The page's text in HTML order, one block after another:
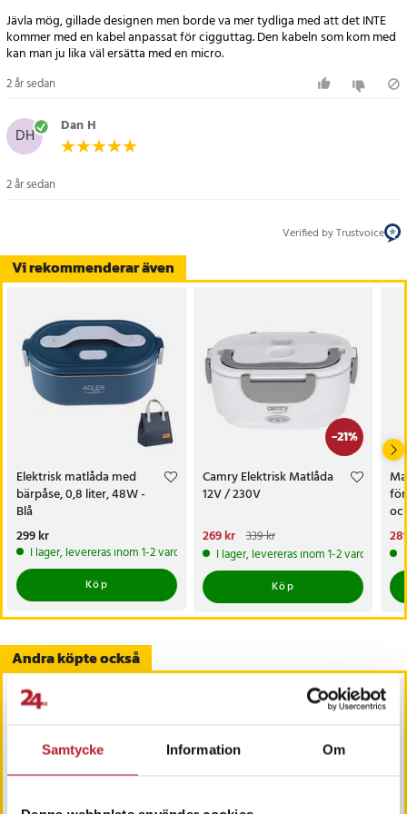
Samtycke Information Om
Rostfritt stål
Matvärmarens behållare är tillverkad av högkvalitativt rostfritt
Specifikation:
- Nominell effekt: 45-55W
- Material: Rostfritt stål, silikon, plast
- Färg: Blå
Vi rekommenderar även
Elektrisk matlåda med
bärpåse, 0,8 liter, 48W -
Blå
Pris:299 kr
299 kr
I lager, levereras inom 1-2 vardagar
Köp
-21%
Camry Elektrisk Matlåda
12V / 230V
Nuvarande pris
269 krTidigare pris:339 kr
269 kr 339 kr
I lager, levereras inom 1-2 vardagar
Köp
Jävla mög, gillade designen men borde va mer tydliga med att det INTE
kommer med en kabel anpassat för cigguttag. Den kabeln som kom med
kan man ju lika väl ersätta med en micro.
2 år sedan
DH Dan H
2 år sedan
Verified by Trustvoice
Andra köpte också